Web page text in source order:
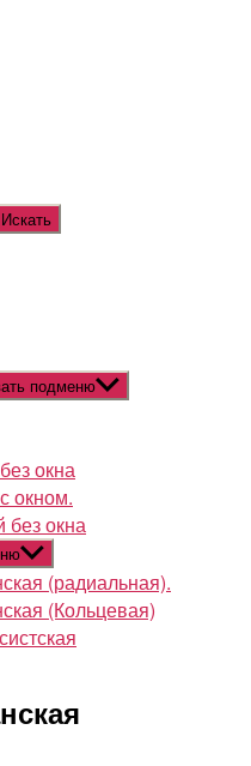
подменю
окна
окном.
окна
(радиальная).
(Кольцевая)